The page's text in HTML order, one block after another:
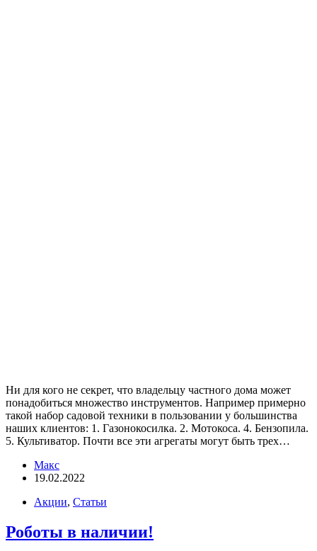
Ни для кого не секрет, что владельцу частного дома может
понадобиться множество инструментов. Например примерно
такой набор садовой техники в пользовании у большинства
наших клиентов: 1. Газонокосилка. 2. Мотокоса. 4. Бензопила.
5. Культиватор. Почти все эти агрегаты могут быть трех…
Макс
19.02.2022
Акции, Статьи
Роботы в наличии!